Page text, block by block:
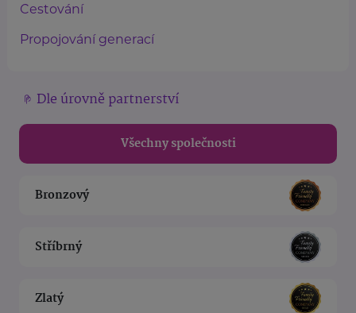
Cestování
Propojování generací
Dle úrovně partnerství
Všechny společnosti
Bronzový
Stříbrný
Zlatý